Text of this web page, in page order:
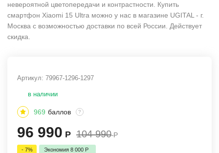
невероятной цветопередачи и контрастности. Купить
смартфон Xiaomi 15 Ultra можно у нас в магазине UGITAL - г.
Москва с возможностью доставки по всей России. Действует
скидка.
Артикул: 79967-1296-1297
в наличии
969 баллов ?
96 990 Р 104 990 Р
- 7% Экономия 8 000 Р